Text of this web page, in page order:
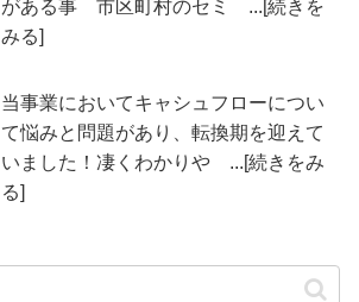
がある事 市区町村のセミ ...[続きを
みる]
当事業においてキャシュフローについ
て悩みと問題があり、転換期を迎えて
いました！凄くわかりや ...[続きをみ
る]